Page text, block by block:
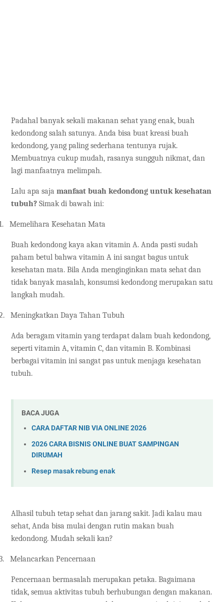
Padahal banyak sekali makanan sehat yang enak, buah
kedondong salah satunya. Anda bisa buat kreasi buah
kedondong, yang paling sederhana tentunya rujak.
Membuatnya cukup mudah, rasanya sungguh nikmat, dan
lagi manfaatnya melimpah.
Lalu apa saja manfaat buah kedondong untuk kesehatan
tubuh? Simak di bawah ini:
Memelihara Kesehatan Mata
Buah kedondong kaya akan vitamin A. Anda pasti sudah
paham betul bahwa vitamin A ini sangat bagus untuk
kesehatan mata. Bila Anda menginginkan mata sehat dan
tidak banyak masalah, konsumsi kedondong merupakan satu
langkah mudah.
Meningkatkan Daya Tahan Tubuh
Ada beragam vitamin yang terdapat dalam buah kedondong,
seperti vitamin A, vitamin C, dan vitamin B. Kombinasi
berbagai vitamin ini sangat pas untuk menjaga kesehatan
tubuh.
BACA JUGA
CARA DAFTAR NIB VIA ONLINE 2026
2026 CARA BISNIS ONLINE BUAT SAMPINGAN
DIRUMAH
Resep masak rebung enak
Alhasil tubuh tetap sehat dan jarang sakit. Jadi kalau mau
sehat, Anda bisa mulai dengan rutin makan buah
kedondong. Mudah sekali kan?
Melancarkan Pencernaan
Pencernaan bermasalah merupakan petaka. Bagaimana
tidak, semua aktivitas tubuh berhubungan dengan makanan.